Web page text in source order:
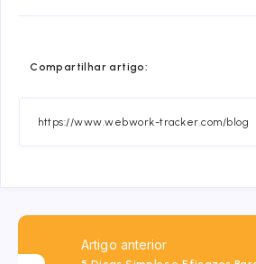
Compartilhar artigo:
Artigo anterior